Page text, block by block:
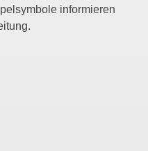
informieren